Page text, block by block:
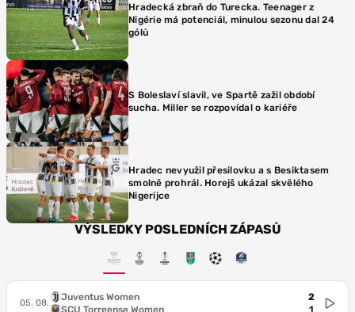
Hradecká zbraň do Turecka. Teenager z
Nigérie má potenciál, minulou sezonu dal 24
gólů
S Boleslaví slavil, ve Spartě zažil období
sucha. Miller se rozpovídal o kariéře
Hradec nevyužil přesilovku a s Besiktasem
smolně prohrál. Horejš ukázal skvělého
Nigerijce
VÝSLEDKY POSLEDNÍCH ZÁPASŮ
05. 08.
Juventus Women
SCU Torreense Women
2
1